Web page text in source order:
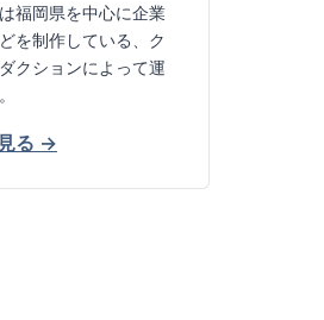
福岡県を中心に企業
を制作している、ク
クションによって運
る →